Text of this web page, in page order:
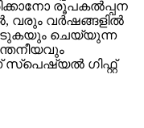
രൂപകൽപ്പന
വരും വർഷങ്ങളിൽ
ചെയ്യുന്ന
ഗിഫ്റ്റ്